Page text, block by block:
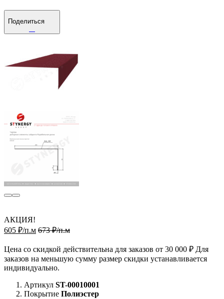
Поделиться
АКЦИЯ!
605 ₽/п.м 673 ₽/п.м
Цена со скидкой действительна для заказов от 30 000 ₽ Для
заказов на меньшую сумму размер скидки устанавливается
индивидуально.
Артикул ST-00010001
Покрытие Полиэстер